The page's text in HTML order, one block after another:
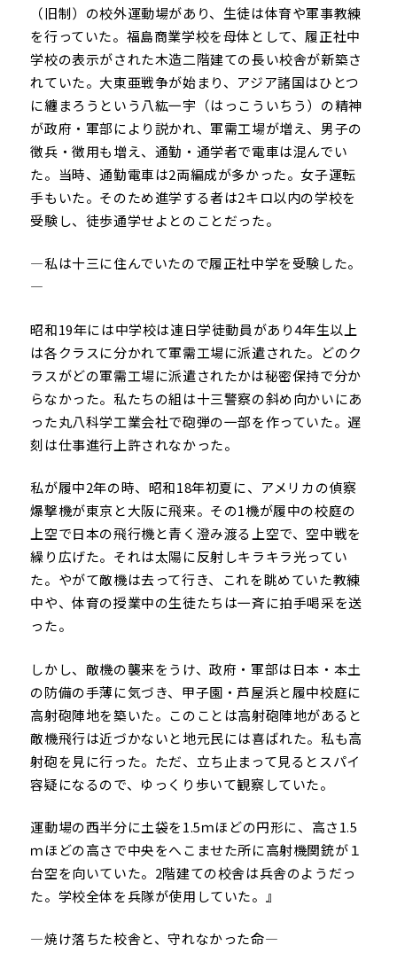
（旧制）の校外運動場があり、生徒は体育や軍事教練
を行っていた。福島商業学校を母体として、履正社中
学校の表示がされた木造二階建ての長い校舎が新築さ
れていた。大東亜戦争が始まり、アジア諸国はひとつ
に纏まろうという八紘一宇（はっこういちう）の精神
が政府・軍部により説かれ、軍需工場が増え、男子の
徴兵・徴用も増え、通勤・通学者で電車は混んでい
た。当時、通勤電車は2両編成が多かった。女子運転
手もいた。そのため進学する者は2キロ以内の学校を
受験し、徒歩通学せよとのことだった。
―私は十三に住んでいたので履正社中学を受験した。
―
昭和19年には中学校は連日学徒動員があり4年生以上
は各クラスに分かれて軍需工場に派遣された。どのク
ラスがどの軍需工場に派遣されたかは秘密保持で分か
らなかった。私たちの組は十三警察の斜め向かいにあ
った丸八科学工業会社で砲弾の一部を作っていた。遅
刻は仕事進行上許されなかった。
私が履中2年の時、昭和18年初夏に、アメリカの偵察
爆撃機が東京と大阪に飛来。その1機が履中の校庭の
上空で日本の飛行機と青く澄み渡る上空で、空中戦を
繰り広げた。それは太陽に反射しキラキラ光ってい
た。やがて敵機は去って行き、これを眺めていた教練
中や、体育の授業中の生徒たちは一斉に拍手喝采を送
った。
しかし、敵機の襲来をうけ、政府・軍部は日本・本土
の防備の手薄に気づき、甲子園・芦屋浜と履中校庭に
高射砲陣地を築いた。このことは高射砲陣地があると
敵機飛行は近づかないと地元民には喜ばれた。私も高
射砲を見に行った。ただ、立ち止まって見るとスパイ
容疑になるので、ゆっくり歩いて観察していた。
運動場の西半分に土袋を1.5ｍほどの円形に、高さ1.5
ｍほどの高さで中央をへこませた所に高射機関銃が１
台空を向いていた。2階建ての校舎は兵舎のようだっ
た。学校全体を兵隊が使用していた。』
―焼け落ちた校舎と、守れなかった命―